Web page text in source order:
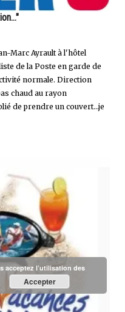
Marc Ayrault à l'hôtel
de la Poste en garde de
normale. Direction
chaud au rayon
de prendre un couvert...je
acceptez l’utilisation des
Accepter